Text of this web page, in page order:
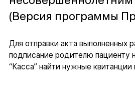
(Версия программы
Для отправки акта выполненных
подписание родителю пациенту
“Касса” найти нужные квитанции